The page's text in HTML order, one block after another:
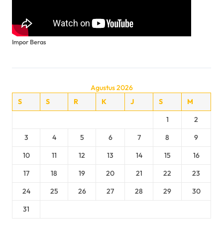
Impor Beras
Agustus 2026
S
S R K J S
M
1
2
3
4 5 6 7 8
9
10
11 12 13 14 15
16
17
18 19 20 21 22
23
24
25 26 27 28 29
30
31